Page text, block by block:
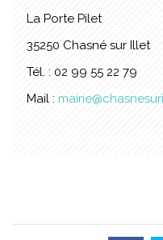
La Porte Pilet
35250 Chasné sur Illet
Tél. : 02 99 55 22 79
Mail :